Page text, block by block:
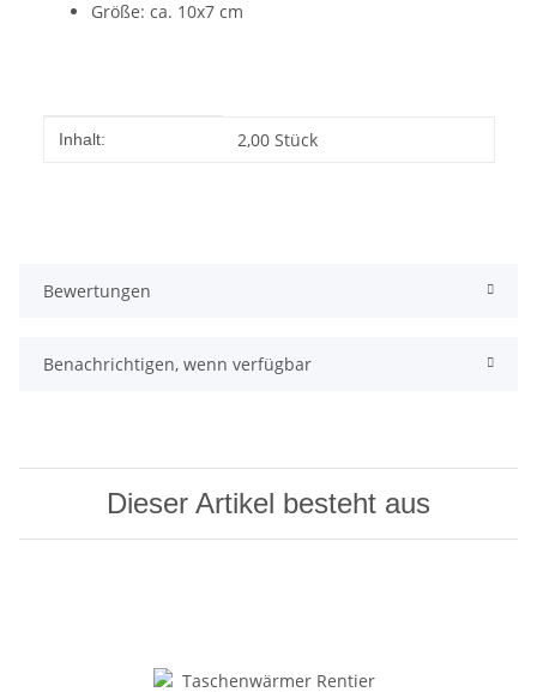
Größe: ca. 10x7 cm
Produkteigenschaft
Wert
Inhalt: 2,00 Stück
Bewertungen
Benachrichtigen, wenn verfügbar
Dieser Artikel besteht aus